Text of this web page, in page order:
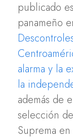
publicado
panameño
alarma y la
la
además de
selección
Suprema